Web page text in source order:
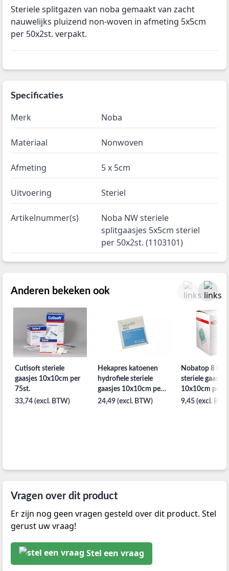
Steriele splitgazen van noba gemaakt van zacht
nauwelijks pluizend non-woven in afmeting 5x5cm
per 50x2st. verpakt.
Specificaties
Merk Noba
Materiaal Nonwoven
Afmeting 5 x 5cm
Uitvoering Steriel
Artikelnummer(s)
Noba NW steriele
splitgaasjes 5x5cm steriel
per 50x2st. (1103101)
Anderen bekeken ook
Cutisoft steriele
gaasjes 10x10cm per
75st.
33,74 (excl. BTW)
Hekapres katoenen
hydrofiele steriele
gaasjes 10x10cm per
100st. steriel
24,49 (excl. BTW)
Nobatop 8 NW
steriele gaasjes
10x10cm
9,45 (excl.
Vragen over dit product
Er zijn nog geen vragen gesteld over dit product. Stel
gerust uw vraag!
Stel een vraag